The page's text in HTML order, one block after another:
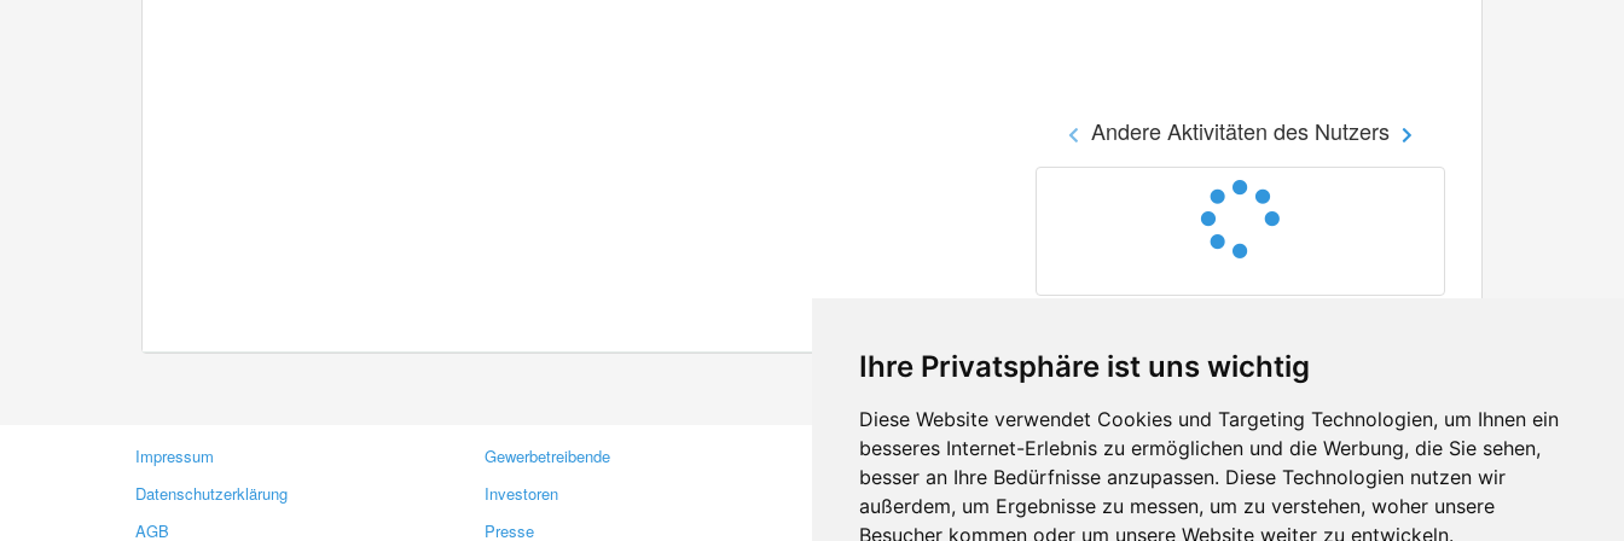
Ihre Privatsphäre ist uns wichtig
Diese Website verwendet Cookies und Targeting Technologien, um Ihnen ein
besseres Internet-Erlebnis zu ermöglichen und die Werbung, die Sie sehen,
besser an Ihre Bedürfnisse anzupassen. Diese Technologien nutzen wir
außerdem, um Ergebnisse zu messen, um zu verstehen, woher unsere
Besucher kommen oder um unsere Website weiter zu entwickeln.
Andere Aktivitäten des Nutzers
Impressum
Datenschutzerklärung
AGB
Gewerbetreibende
Investoren
Presse
Kontakt
Feedback
Fehler melden
Facebook
Twitter
YouTube